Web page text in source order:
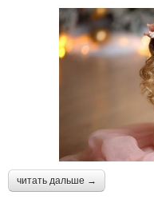
читать дальше →